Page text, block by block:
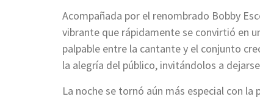
Acompañada por el renombrado Bobby
vibrante que rápidamente se convirtió en
palpable entre la cantante y el conjunto
la alegría del público, invitándolos a
La noche se tornó aún más especial con